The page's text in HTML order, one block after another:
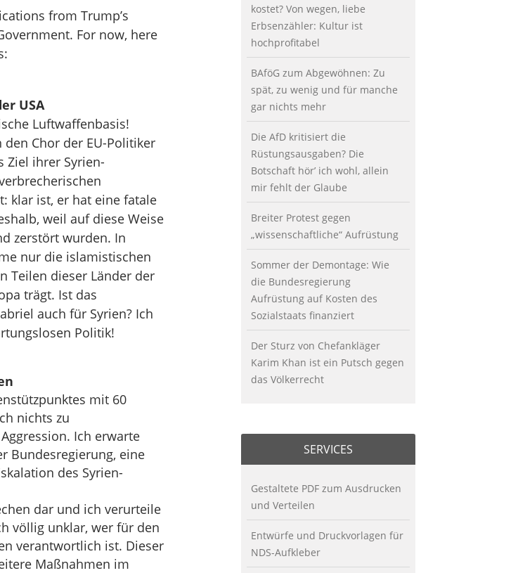
from Trump’s
For now, here
USA
Luftwaffenbasis!
Chor der EU-Politiker
Ziel ihrer Syrien-
klar ist, er hat eine fatale
weil auf diese Weise
zerstört wurden. In
nur die islamistischen
Teilen dieser Länder der
trägt. Ist das
auch für Syrien? Ich
Politik!
mit 60
nichts zu
Ich erwarte
Bundesregierung, eine
des Syrien-
dar und ich verurteile
völlig unklar, wer für den
verantwortlich ist. Dieser
Maßnahmen im
kostet? Von wegen, liebe
Erbsenzähler: Kultur ist
hochprofitabel
BAföG zum Abgewöhnen: Zu
spät, zu wenig und für manche
gar nichts mehr
Die AfD kritisiert die
Rüstungsausgaben? Die
Botschaft hör’ ich wohl, allein
mir fehlt der Glaube
Breiter Protest gegen
„wissenschaftliche“ Aufrüstung
Sommer der Demontage: Wie
die Bundesregierung
Aufrüstung auf Kosten des
Sozialstaats finanziert
Der Sturz von Chefankläger
Karim Khan ist ein Putsch gegen
das Völkerrecht
SERVICES
Gestaltete PDF zum Ausdrucken
und Verteilen
Entwürfe und Druckvorlagen für
NDS-Aufkleber